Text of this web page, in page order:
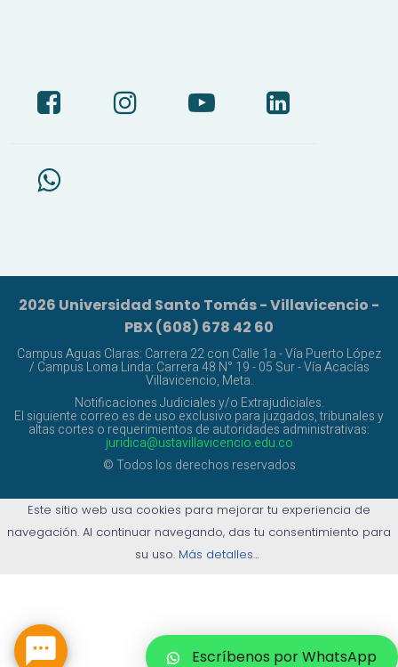
2026 Universidad Santo Tomás - Villavicencio -
PBX (608) 678 42 60
Campus Aguas Claras: Carrera 22 con Calle 1a - Vía Puerto López
/ Campus Loma Linda: Carrera 48 N° 19 - 05 Sur - Vía Acacías
Villavicencio, Meta.
Notificaciones Judiciales y/o Extrajudiciales.
El siguiente correo es de uso exclusivo para juzgados, tribunales y
altas cortes o requerimientos de autoridades administrativas:
juridica@ustavillavicencio.edu.co
© Todos los derechos reservados
Escríbenos por WhatsApp

Este sitio web usa cookies para mejorar tu experiencia de
navegación. Al continuar navegando, das tu consentimiento para
su uso. Más detalles…